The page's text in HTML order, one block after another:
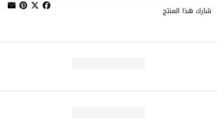
شارك هذا المنتج